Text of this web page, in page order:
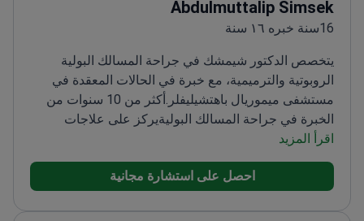
Abdulmuttalip Simsek
16سنة خبره ١٦ سنة
يتخصص الدكتور شيمشك في جراحة المسالك البولية
الروبوتية والترميمية، مع خبرة في الحالات المعقدة في
مستشفى ميموريال باهتشيليفلر.
أكثر من 10 سنوات من
الخبرة في جراحة المسالك البوليةيركز على علاجات
سرطان الكلى والبروستاتا والمثانة
مثل جراحة البدلة القضيبيةتلقى تدريبه في جراحة المسالك
البولية الترميمية في جامعة شيفيلدأستاذ له مساهمات
اقرأ المزيد
احصل على استشارة مجانية